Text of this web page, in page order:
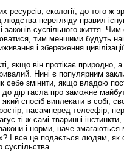
ресурсів, екології, до того ж
перегляду правил
суспільного життя. Чим
тим меншими будуть
і збереження
якщо він протікає природно,
Нині є популярним
себе змінити, якщо владою
до дір гасла про заможне
спосіб виплекати в собі,
насамперед телеефір,
ті ж самі тваринні
і норми, наче
І все це подається людям, як